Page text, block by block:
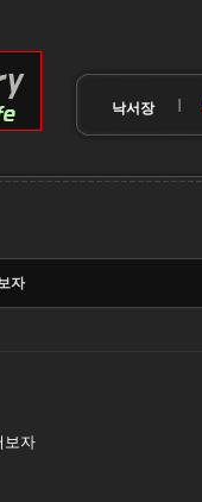
낙서장
자
보자